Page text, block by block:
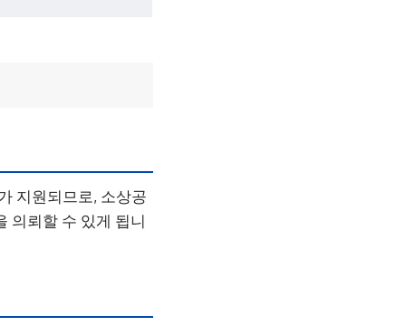
지원되므로, 소상공
의뢰할 수 있게 됩니